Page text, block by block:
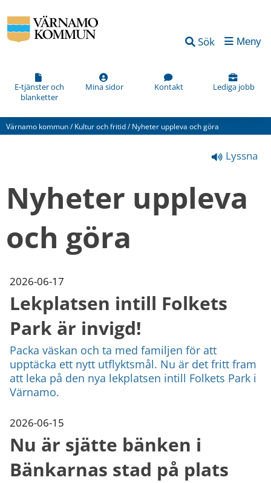
Sök Meny
E-tjänster och
blanketter
Mina sidor Kontakt Lediga jobb
Värnamo kommun/ Kultur och fritid/ Nyheter uppleva och göra
Lyssna
Nyheter uppleva
och göra
2026-06-17
Lekplatsen intill Folkets
Park är invigd!
Packa väskan och ta med familjen för att
upptäcka ett nytt utflyktsmål. Nu är det fritt fram
att leka på den nya lekplatsen intill Folkets Park i
Värnamo.
2026-06-15
Nu är sjätte bänken i
Bänkarnas stad på plats
Vad
kan
förbättra
den
här
(obligatorisk)
göra
informationen
bättre
för
dig?
Webbadress
till
sidan
meddelandet.